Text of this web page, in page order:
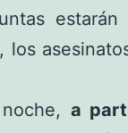
estarán
los
a